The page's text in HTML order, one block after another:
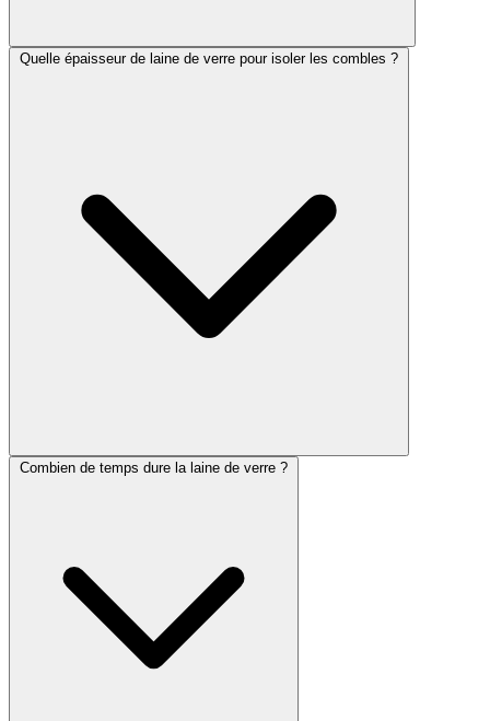
Quelle épaisseur de laine de verre pour isoler les combles ?
Combien de temps dure la laine de verre ?